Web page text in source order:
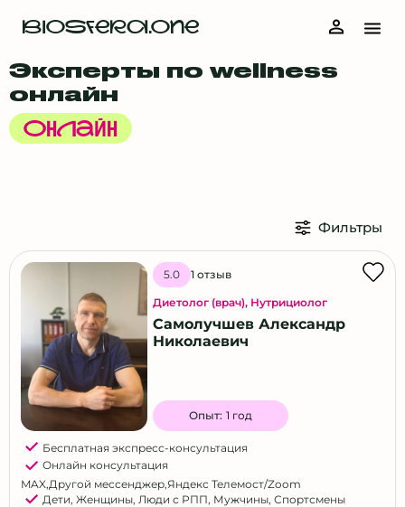
BIOSFERA.ONE
Эксперты по wellness
онлайн
Онлайн
Фильтры
5.0 1 отзыв
Диетолог (врач), Нутрициолог
Самолучшев Александр
Николаевич
Опыт: 1 год
Бесплатная экспресс-консультация
Онлайн консультация
MAX,Другой мессенджер,Яндекс Телемост/Zoom
Дети, Женщины, Люди с РПП, Мужчины, Спортсмены